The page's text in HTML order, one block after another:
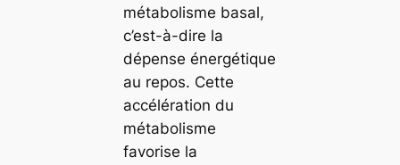
métabolisme basal,
c’est-à-dire la
dépense énergétique
au repos. Cette
accélération du
métabolisme
favorise la